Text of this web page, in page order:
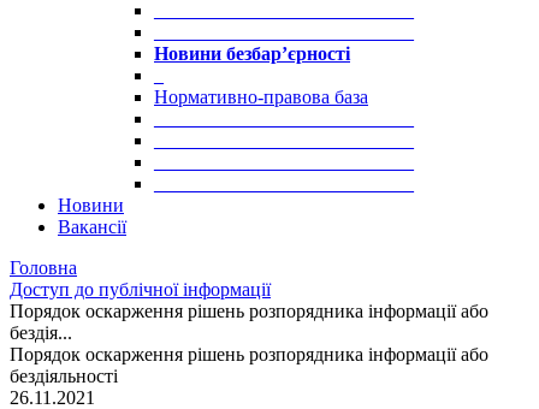
Новини безбар’єрності
Нормативно-правова база
Новини
Вакансії
Головна
Доступ до публічної інформації
Порядок оскарження рішень розпорядника інформації або
бездія...
Порядок оскарження рішень розпорядника інформації або
бездіяльності
26.11.2021